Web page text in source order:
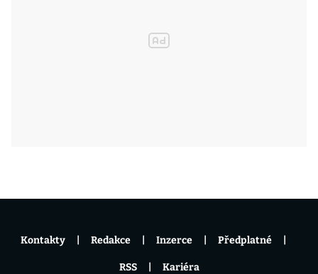
Kontakty Redakce Inzerce Předplatné
RSS Kariéra